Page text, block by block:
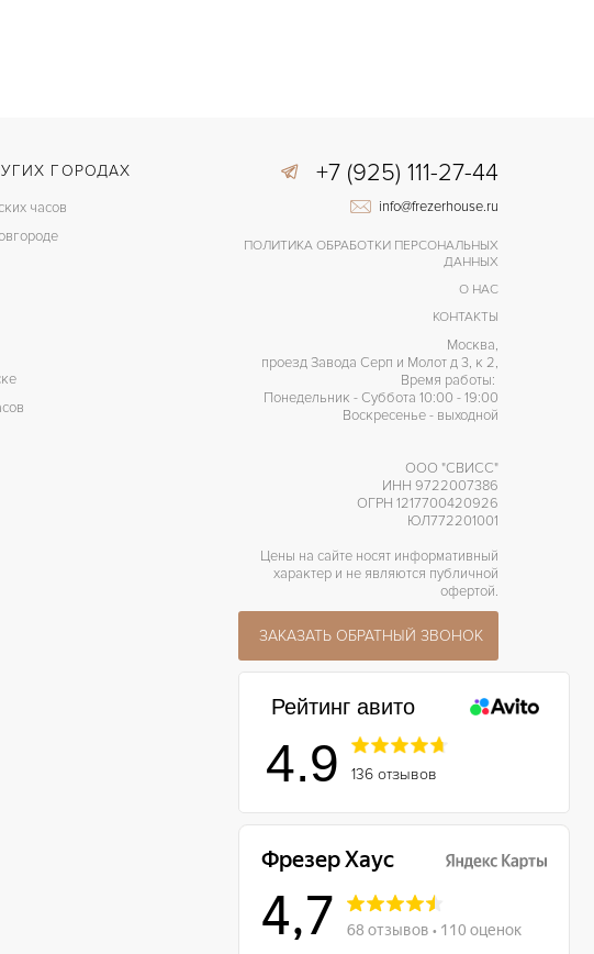
ГОРОДАХ
часов
+7 (925) 111-27-44
info@frezerhouse.ru
ПОЛИТИКА ОБРАБОТКИ ПЕРСОНАЛЬНЫХ
ДАННЫХ
О НАС
КОНТАКТЫ
Москва,
проезд Завода Серп и Молот д 3, к 2,
Время работы:
Понедельник - Суббота 10:00 - 19:00
Воскресенье - выходной
ООО "СВИСС"
ИНН 9722007386
ОГРН 1217700420926
ЮЛ772201001
Цены на сайте носят информативный
характер и не являются публичной
офертой.
ЗАКАЗАТЬ ОБРАТНЫЙ ЗВОНОК
Рейтинг авито
4.9 136 отзывов